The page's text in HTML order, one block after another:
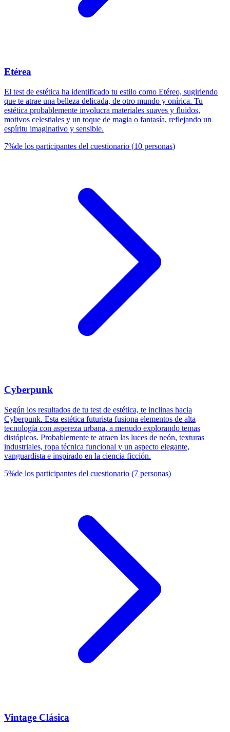
Etérea
El test de estética ha identificado tu estilo como Etéreo, sugiriendo
que te atrae una belleza delicada, de otro mundo y onírica. Tu
estética probablemente involucra materiales suaves y fluidos,
motivos celestiales y un toque de magia o fantasía, reflejando un
espíritu imaginativo y sensible.
7%de los participantes del cuestionario (10 personas)
Cyberpunk
Según los resultados de tu test de estética, te inclinas hacia
Cyberpunk. Esta estética futurista fusiona elementos de alta
tecnología con aspereza urbana, a menudo explorando temas
distópicos. Probablemente te atraen las luces de neón, texturas
industriales, ropa técnica funcional y un aspecto elegante,
vanguardista e inspirado en la ciencia ficción.
5%de los participantes del cuestionario (7 personas)
Vintage Clásica